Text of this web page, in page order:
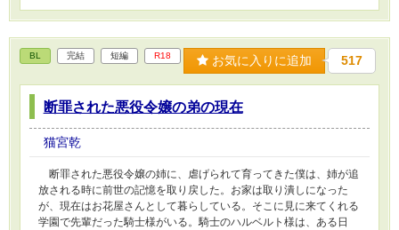
BL 完結 短編 R18 お気に入りに追加 517
断罪された悪役令嬢の弟の現在
猫宮乾
断罪された悪役令嬢の姉に、虐げられて育ってきた僕は、姉が追
放される時に前世の記憶を取り戻した。お家は取り潰しになった
が、現在はお花屋さんとして暮らしている。そこに見に来てくれる
学園で先輩だった騎士様がいる。騎士のハルベルト様は、ある日